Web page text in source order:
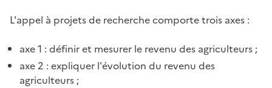
L'appel à projets de recherche comporte trois axes :
axe 1 : définir et mesurer le revenu des agriculteurs ;
axe 2 : expliquer l'évolution du revenu des
agriculteurs ;